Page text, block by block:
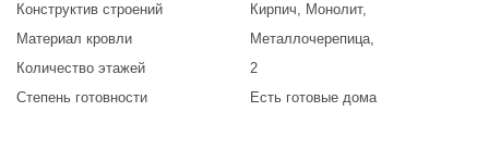
Конструктив строений
Кирпич, Монолит,
Материал кровли
Металлочерепица,
Количество этажей
2
Степень готовности
Есть готовые дома